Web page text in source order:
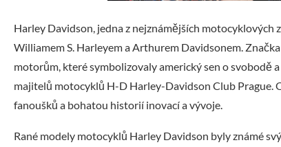
Harley Davidson, jedna z nejznámějších motocyklových
Williamem S. Harleyem a Arthurem Davidsonem.
motorům, které symbolizovaly americký sen o svobodě
majitelů motocyklů H-D Harley-Davidson Club Prague.
fanoušků a bohatou historií inovací a vývoje.
Rané modely motocyklů Harley Davidson byly známé